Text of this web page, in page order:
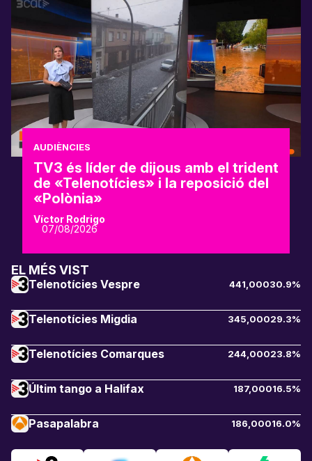
AUDIÈNCIES
TV3 és líder de dijous amb el trident
de «Telenotícies» i la reposició del
«Polònia»
Víctor Rodrigo
07/08/2026
EL MÉS VIST
Telenotícies Vespre 441,00030.9%
Telenotícies Migdia 345,00029.3%
Telenotícies Comarques 244,00023.8%
Últim tango a Halifax 187,00016.5%
Pasapalabra 186,00016.0%